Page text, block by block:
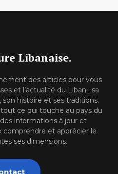
Libanaise.
des articles pour vous
et l’actualité du Liban : sa
histoire et ses traditions.
ce qui touche au pays du
informations à jour et
et apprécier le
ses dimensions.